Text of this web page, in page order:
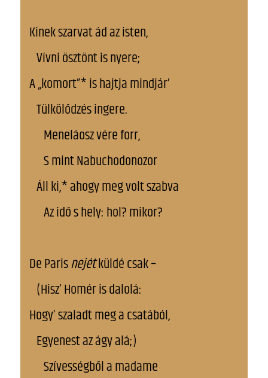
Kinek szarvat ád az isten,
Vívni ösztönt is nyere;
A „komort”* is hajtja mindjár’
Tülkölődzés ingere.
Meneláosz vére forr,
S mint Nabuchodonozor
Áll ki,* ahogy meg volt szabva
Az idő s hely: hol? mikor?
De Parisnejétküldé csak –
(Hisz’ Homér is dalolá:
Hogy’ szaladt meg a csatából,
Egyenest az ágy alá;)
Szívességből a madame